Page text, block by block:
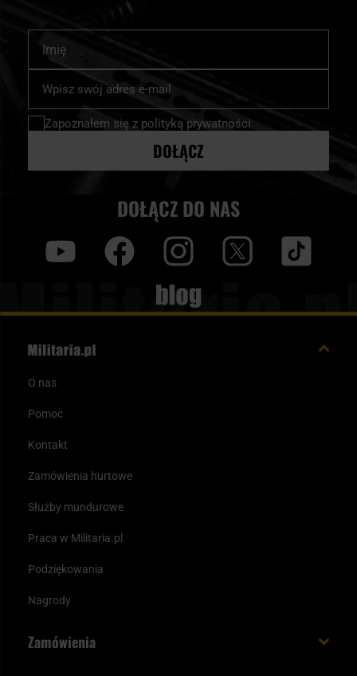
nasz
newsletter:
Zapoznałem się z polityką prywatności
DOŁĄCZ
DOŁĄCZ DO NAS
Blog
O nas
Pomoc
Kontakt
Zamówienia hurtowe
Służby mundurowe
Praca w Militaria.pl
Podziękowania
Nagrody
Zamówienia